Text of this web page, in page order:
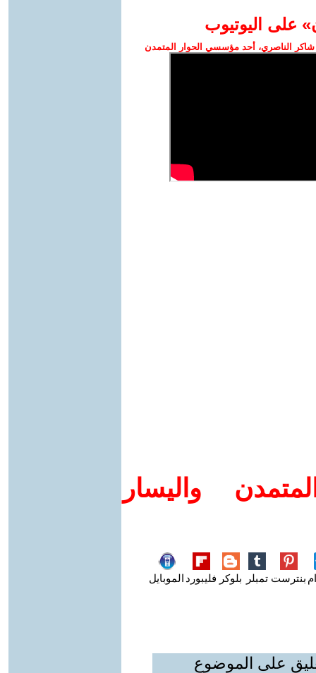
على اليوتيوب
الناصري، أحد مؤسسي الحوار المتمدن
واليسار
بنترست تمبلر بلوكر فليبورد الموبايل
على الموضوع